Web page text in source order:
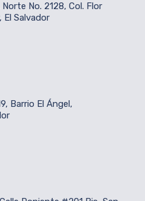
No. 2128, Col. Flor
El Salvador
Barrio El Ángel,